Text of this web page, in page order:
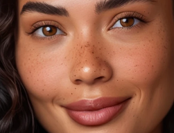
Meus aparelhos
Meus pedidos
Meus endereços
As minhas subscrições
Elixir
Set
Español
Português
Русский
文 繁體中文